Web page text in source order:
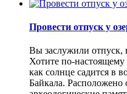
Провести отпуск у
Вы заслужили отпуск,
Хотите по-настоящему
как солнце садится в
Байкала. Расположено